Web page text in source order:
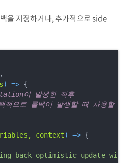
을 지정하거나, 추가적으로 side
) => {
이 발생한 직후
적으로 롤백이 발생할 때 사용할
context) => {
back optimistic update